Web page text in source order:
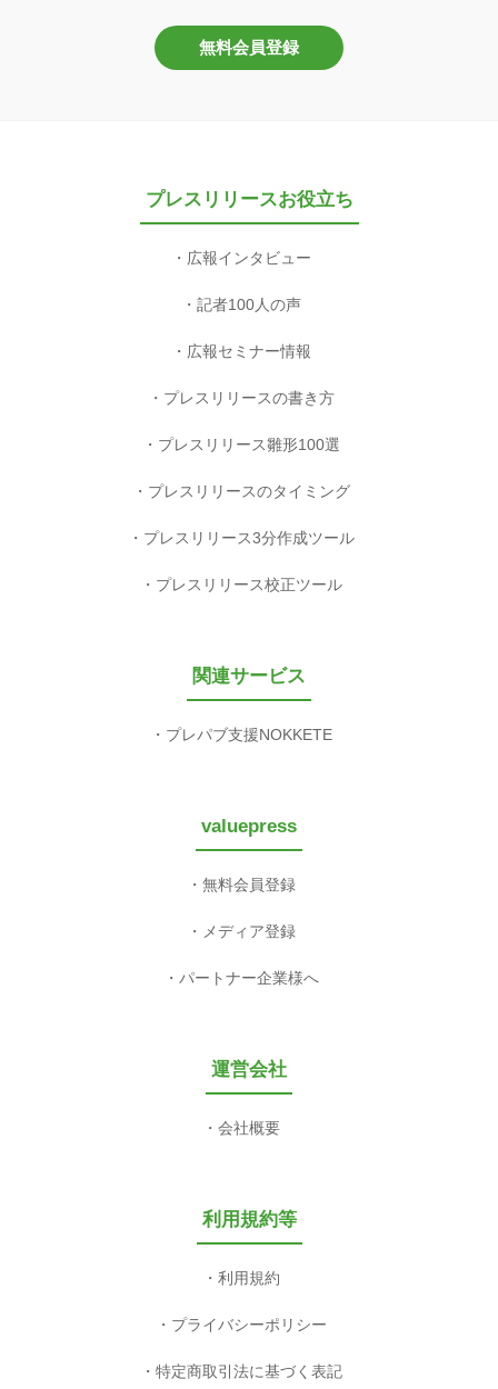
無料会員登録
プレスリリースお役立ち
広報インタビュー
記者100人の声
広報セミナー情報
プレスリリースの書き方
プレスリリース雛形100選
プレスリリースのタイミング
プレスリリース3分作成ツール
プレスリリース校正ツール
関連サービス
プレパブ支援NOKKETE
valuepress
無料会員登録
メディア登録
パートナー企業様へ
運営会社
会社概要
利用規約等
利用規約
プライバシーポリシー
特定商取引法に基づく表記